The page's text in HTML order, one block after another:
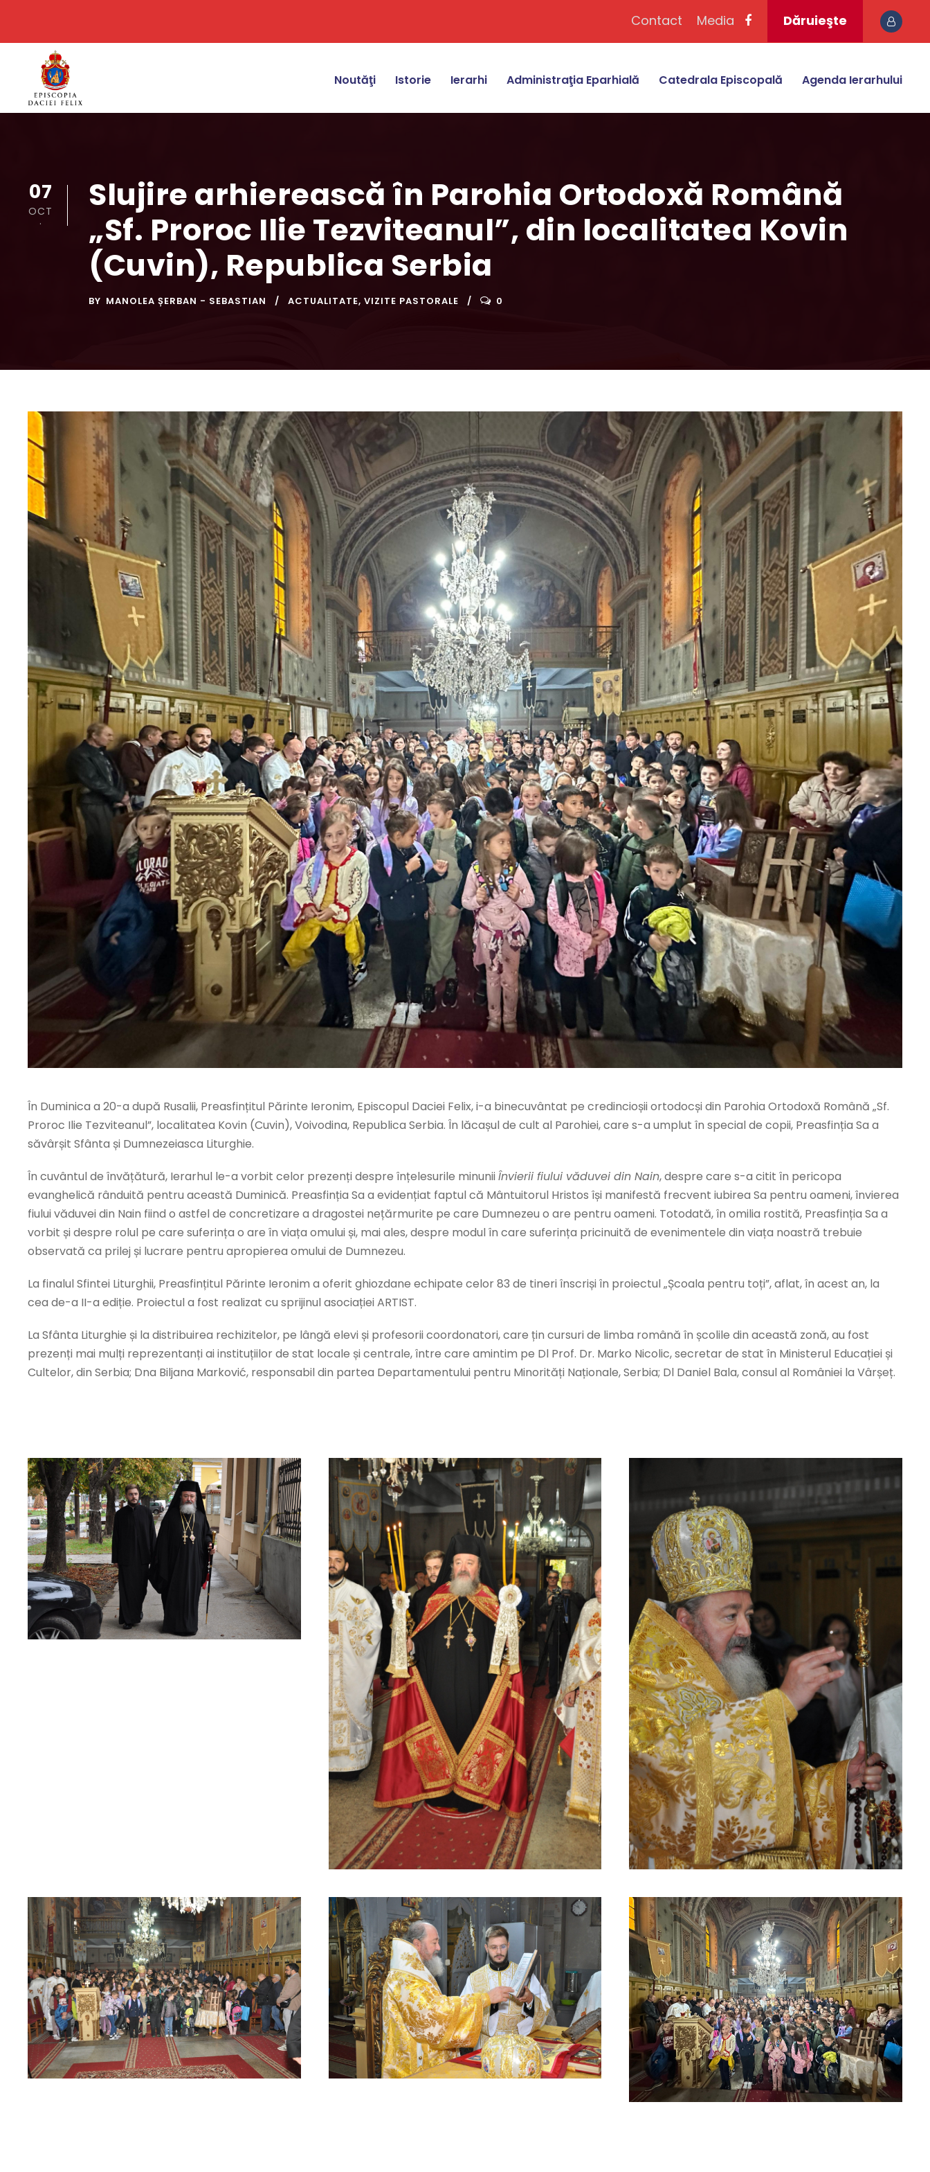
Contact Media Dăruieşte
Noutăţi Istorie Ierarhi Administraţia Eparhială Catedrala Episcopală Agenda Ierarhului
07
OCT
.
Slujire arhierească în Parohia Ortodoxă Română
„Sf. Proroc Ilie Tezviteanul”, din localitatea Kovin
(Cuvin), Republica Serbia
BY MANOLEA ȘERBAN - SEBASTIAN ACTUALITATE, VIZITE PASTORALE 0
În Duminica a 20-a după Rusalii, Preasfințitul Părinte Ieronim, Episcopul Daciei Felix, i-a binecuvântat pe credincioșii ortodocși din Parohia Ortodoxă Română „Sf.
Proroc Ilie Tezviteanul”, localitatea Kovin (Cuvin), Voivodina, Republica Serbia. În lăcașul de cult al Parohiei, care s-a umplut în special de copii, Preasfinția Sa a
săvârșit Sfânta și Dumnezeiasca Liturghie.
În cuvântul de învățătură, Ierarhul le-a vorbit celor prezenți despre înțelesurile minunii Învierii fiului văduvei din Nain, despre care s-a citit în pericopa
evanghelică rânduită pentru această Duminică. Preasfinția Sa a evidențiat faptul că Mântuitorul Hristos își manifestă frecvent iubirea Sa pentru oameni, învierea
fiului văduvei din Nain fiind o astfel de concretizare a dragostei nețărmurite pe care Dumnezeu o are pentru oameni. Totodată, în omilia rostită, Preasfinția Sa a
vorbit și despre rolul pe care suferința o are în viața omului și, mai ales, despre modul în care suferința pricinuită de evenimentele din viața noastră trebuie
observată ca prilej și lucrare pentru apropierea omului de Dumnezeu.
La finalul Sfintei Liturghii, Preasfințitul Părinte Ieronim a oferit ghiozdane echipate celor 83 de tineri înscriși în proiectul „Școala pentru toți”, aflat, în acest an, la
cea de-a II-a ediție. Proiectul a fost realizat cu sprijinul asociației ARTIST.
La Sfânta Liturghie și la distribuirea rechizitelor, pe lângă elevi și profesorii coordonatori, care țin cursuri de limba română în școlile din această zonă, au fost
prezenți mai mulți reprezentanți ai instituțiilor de stat locale și centrale, între care amintim pe Dl Prof. Dr. Marko Nicolic, secretar de stat în Ministerul Educației și
Cultelor, din Serbia; Dna Biljana Marković, responsabil din partea Departamentului pentru Minorități Naționale, Serbia; Dl Daniel Bala, consul al României la Vârșeț.